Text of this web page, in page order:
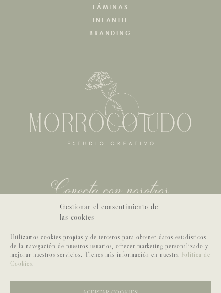
Gestionar el consentimiento de
las cookies
Utilizamos cookies propias y de terceros para obtener datos estadísticos
de la navegación de nuestros usuarios, ofrecer marketing personalizado y
mejorar nuestros servicios. Tienes más información en nuestra
Política de
Cookies.
LÁMINAS
INFANTIL
BRANDING
Conecta con nosotros
CONTACTO GENERAL